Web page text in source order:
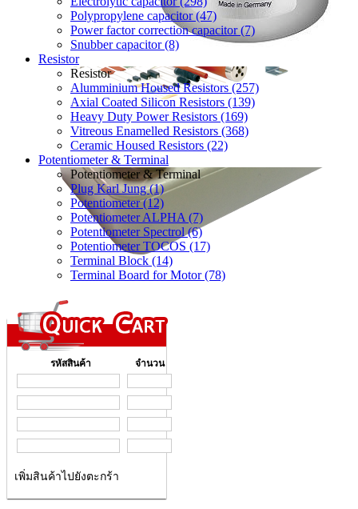
Polypropylene capacitor (47)
Power factor correction capacitor (7)
Snubber capacitor (8)
Resistor
Resistor
Alumminium Housed Resistors (257)
Axial Coated Silicon Resistors (139)
Heavy Duty Power Resistors (169)
Vitreous Enamelled Resistors (368)
Ceramic Housed Resistors (22)
Potentiometer & Terminal
Potentiometer & Terminal
Plug Karl Jung (1)
Potentiometer (12)
Potentiometer ALPHA (7)
Potentiometer Spectrol (6)
Potentiometer TOCOS (17)
Terminal Block (14)
Terminal Board for Motor (78)
รหัสสินค้า จำนวน
เพิ่มสินค้าไปยังตะกร้า